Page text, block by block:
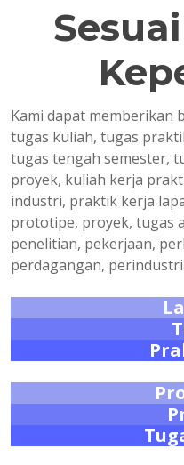
Kami dapat memberikan
tugas kuliah, tugas
tugas tengah semester,
proyek, kuliah kerja
industri, praktik kerja
prototipe, proyek, tugas
penelitian, pekerjaan,
perdagangan,